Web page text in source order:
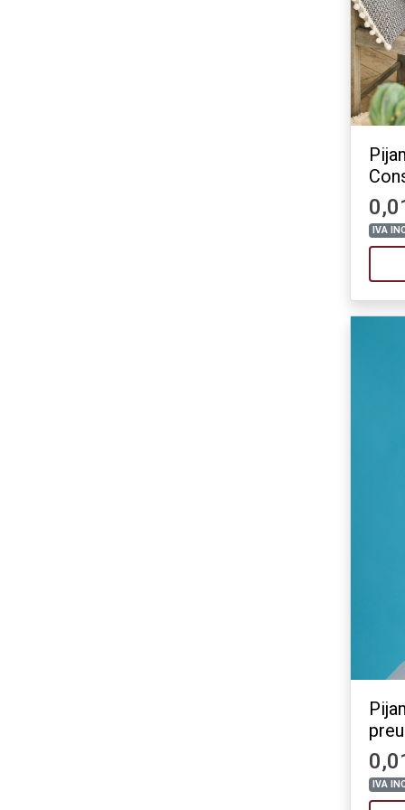
IVA
preu
IVA